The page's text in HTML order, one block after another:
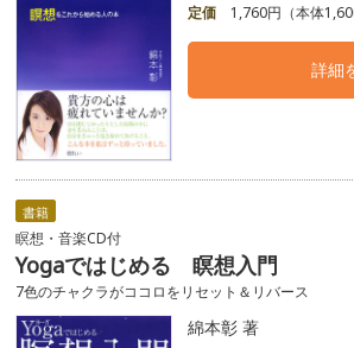
定価
1,760円（本体
詳細
書籍
瞑想・音楽CD付
Yogaではじめる 瞑想入門
7色のチャクラがココロをリセット＆リバース
綿本彰 著